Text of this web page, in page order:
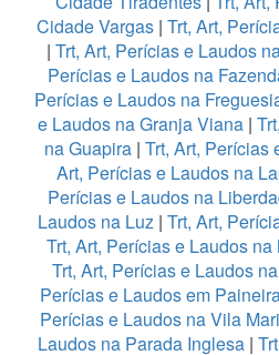
Cidade Vargas | Trt, Art,
| Trt, Art, Perícias e Laudos
Perícias e Laudos na
Perícias e Laudos na
e Laudos na Granja Viana |
na Guapira| Trt, Art, Perícias
Art, Perícias e Laudos na
Perícias e Laudos na
Laudos na Luz| Trt, Art,
Trt, Art, Perícias e Laudos
Trt, Art, Perícias e Laudos
Perícias e Laudos em
Perícias e Laudos na Vila
Laudos na Parada Inglesa |